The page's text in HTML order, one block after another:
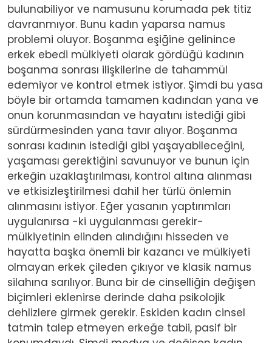
bulunabiliyor ve namusunu korumada pek titiz
davranmıyor. Bunu kadın yaparsa namus
problemi oluyor. Boşanma eşiğine gelinince
erkek ebedi mülkiyeti olarak gördüğü kadının
boşanma sonrası ilişkilerine de tahammül
edemiyor ve kontrol etmek istiyor. Şimdi bu yasa
böyle bir ortamda tamamen kadından yana ve
onun korunmasından ve hayatını istediği gibi
sürdürmesinden yana tavır alıyor. Boşanma
sonrası kadının istediği gibi yaşayabileceğini,
yaşaması gerektiğini savunuyor ve bunun için
erkeğin uzaklaştırılması, kontrol altına alınması
ve etkisizleştirilmesi dahil her türlü önlemin
alınmasını istiyor. Eğer yasanın yaptırımları
uygulanırsa -ki uygulanması gerekir-
mülkiyetinin elinden alındığını hisseden ve
hayatta başka önemli bir kazancı ve mülkiyeti
olmayan erkek çileden çıkıyor ve klasik namus
silahına sarılıyor. Buna bir de cinselliğin değişen
biçimleri eklenirse derinde daha psikolojik
dehlizlere girmek gerekir. Eskiden kadın cinsel
tatmin talep etmeyen erkeğe tabii, pasif bir